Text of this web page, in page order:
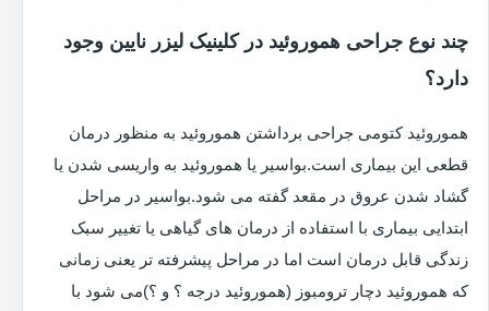
چند نوع جراحی هموروئید در کلینیک لیزر نایین وجود
دارد؟
هموروئید کتومی جراحی برداشتن هموروئید به منظور درمان
قطعی این بیماری است.بواسیر یا هموروئید به واریسی شدن یا
گشاد شدن عروق در مقعد گفته می شود.بواسیر در مراحل
ابتدایی بیماری با استفاده از درمان های گیاهی یا تغییر سبک
زندگی قابل درمان است اما در مراحل پیشرفته تر یعنی زمانی
که هموروئید دچار ترومبوز (هموروئید درجه ؟ و ؟)می شود با